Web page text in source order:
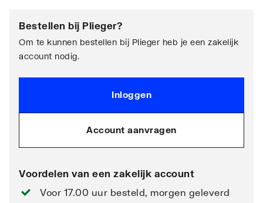
Bestellen bij Plieger?
Om te kunnen bestellen bij Plieger heb je een zakelijk
account nodig.
Inloggen
Account aanvragen
Voordelen van een zakelijk account
Voor 17.00 uur besteld, morgen geleverd